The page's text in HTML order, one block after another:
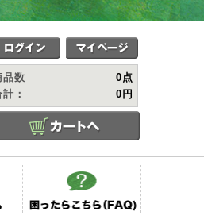
品数
0点
：
0円